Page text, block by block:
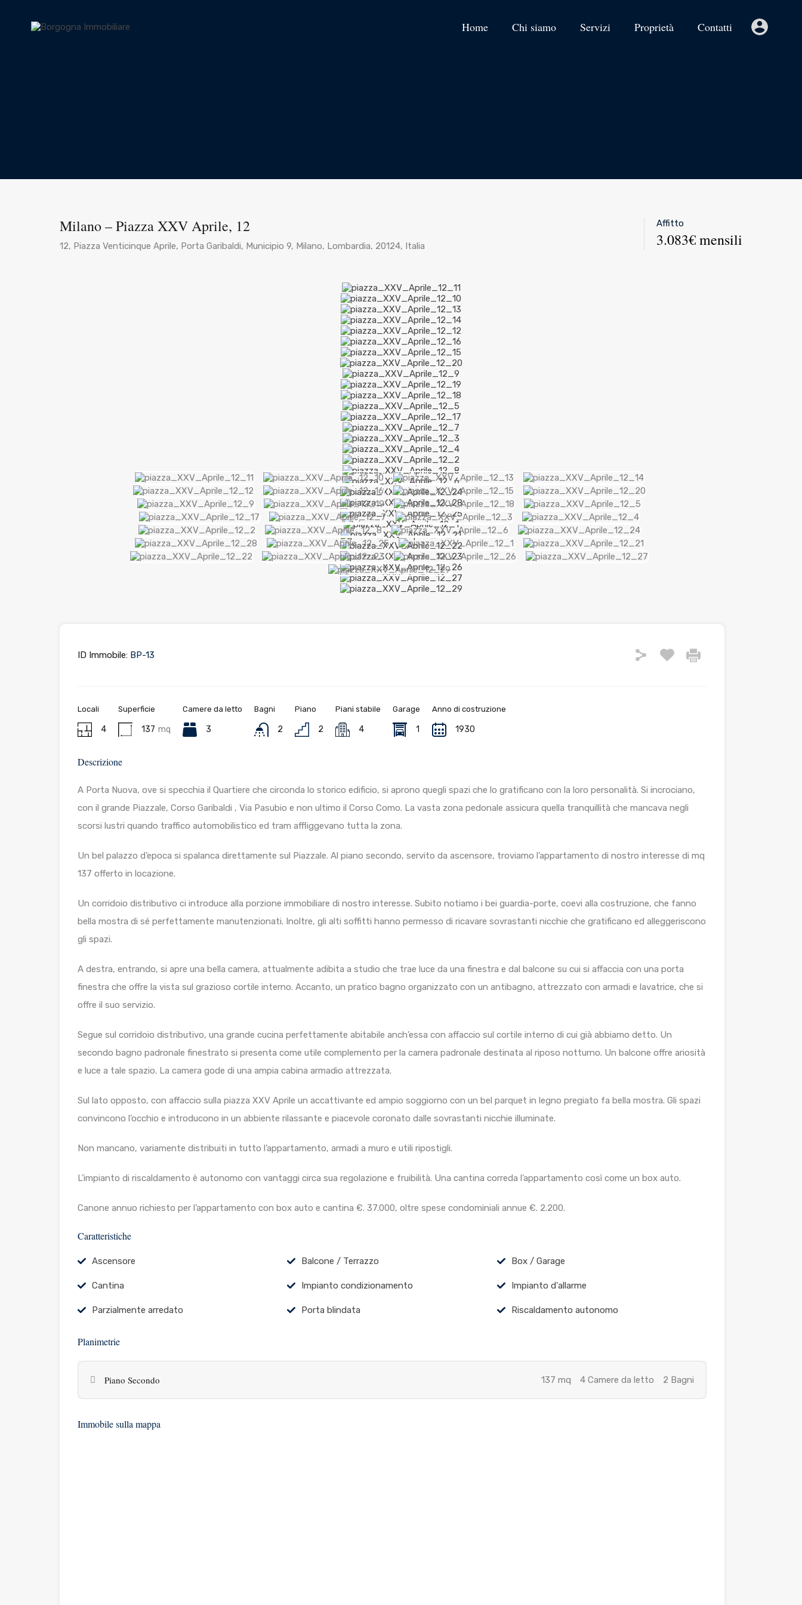
Home Chi siamo Servizi Proprietà Contatti
Milano – Piazza XXV Aprile, 12
12, Piazza Venticinque Aprile, Porta Garibaldi, Municipio 9, Milano, Lombardia, 20124, Italia
Affitto
3.083€ mensili
ID Immobile: BP-13
Locali
4
Superficie
137 mq
Camere da letto
3
Bagni
2
Piano
2
Piani stabile
4
Garage
1
Anno di costruzione
1930
Descrizione
A Porta Nuova, ove si specchia il Quartiere che circonda lo storico edificio, si aprono quegli spazi che lo gratificano con la loro personalità. Si incrociano,
con il grande Piazzale, Corso Garibaldi , Via Pasubio e non ultimo il Corso Como. La vasta zona pedonale assicura quella tranquillità che mancava negli
scorsi lustri quando traffico automobilistico ed tram affliggevano tutta la zona.
Un bel palazzo d’epoca si spalanca direttamente sul Piazzale. Al piano secondo, servito da ascensore, troviamo l’appartamento di nostro interesse di mq
137 offerto in locazione.
Un corridoio distributivo ci introduce alla porzione immobiliare di nostro interesse. Subito notiamo i bei guardia-porte, coevi alla costruzione, che fanno
bella mostra di sé perfettamente manutenzionati. Inoltre, gli alti soffitti hanno permesso di ricavare sovrastanti nicchie che gratificano ed alleggeriscono
gli spazi.
A destra, entrando, si apre una bella camera, attualmente adibita a studio che trae luce da una finestra e dal balcone su cui si affaccia con una porta
finestra che offre la vista sul grazioso cortile interno. Accanto, un pratico bagno organizzato con un antibagno, attrezzato con armadi e lavatrice, che si
offre il suo servizio.
Segue sul corridoio distributivo, una grande cucina perfettamente abitabile anch’essa con affaccio sul cortile interno di cui già abbiamo detto. Un
secondo bagno padronale finestrato si presenta come utile complemento per la camera padronale destinata al riposo notturno. Un balcone offre ariosità
e luce a tale spazio. La camera gode di una ampia cabina armadio attrezzata.
Sul lato opposto, con affaccio sulla piazza XXV Aprile un accattivante ed ampio soggiorno con un bel parquet in legno pregiato fa bella mostra. Gli spazi
convincono l’occhio e introducono in un abbiente rilassante e piacevole coronato dalle sovrastanti nicchie illuminate.
Non mancano, variamente distribuiti in tutto l’appartamento, armadi a muro e utili ripostigli.
L’impianto di riscaldamento è autonomo con vantaggi circa sua regolazione e fruibilità. Una cantina correda l’appartamento così come un box auto.
Canone annuo richiesto per l’appartamento con box auto e cantina €. 37.000, oltre spese condominiali annue €. 2.200.
Caratteristiche
Ascensore Balcone / Terrazzo Box / Garage
Cantina Impianto condizionamento Impianto d'allarme
Parzialmente arredato Porta blindata Riscaldamento autonomo
Planimetrie
Piano Secondo 137 mq 4 Camere da letto 2 Bagni
Immobile sulla mappa